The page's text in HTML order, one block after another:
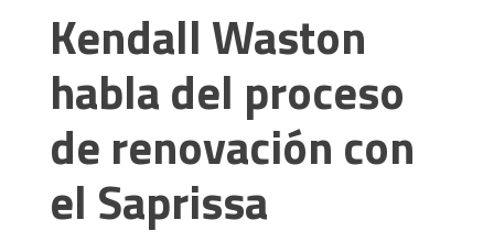
Kendall Waston
habla del proceso
de renovación con
el Saprissa